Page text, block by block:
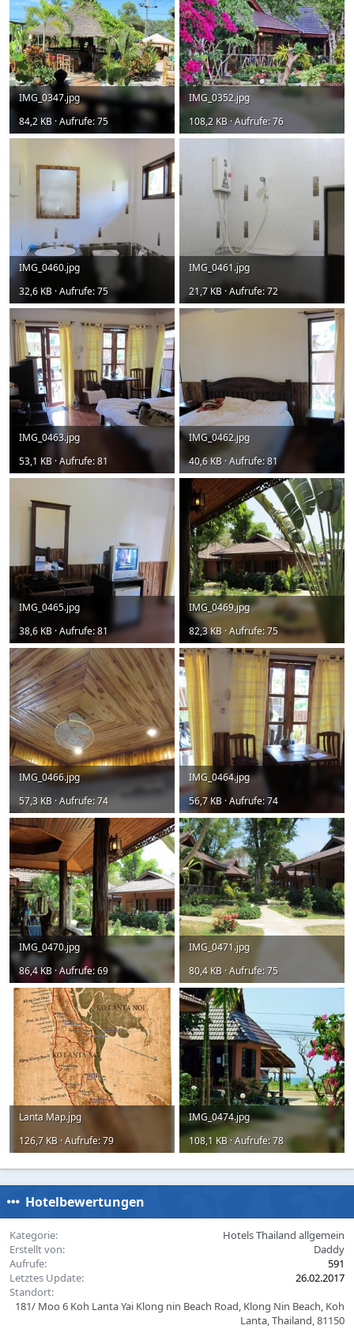
IMG_0347.jpg
84,2 KB · Aufrufe: 75
IMG_0352.jpg
108,2 KB · Aufrufe: 76
IMG_0460.jpg
32,6 KB · Aufrufe: 75
IMG_0461.jpg
21,7 KB · Aufrufe: 72
IMG_0463.jpg
53,1 KB · Aufrufe: 81
IMG_0462.jpg
40,6 KB · Aufrufe: 81
IMG_0465.jpg
38,6 KB · Aufrufe: 81
IMG_0469.jpg
82,3 KB · Aufrufe: 75
IMG_0466.jpg
57,3 KB · Aufrufe: 74
IMG_0464.jpg
56,7 KB · Aufrufe: 74
IMG_0470.jpg
86,4 KB · Aufrufe: 69
IMG_0471.jpg
80,4 KB · Aufrufe: 75
Lanta Map.jpg
126,7 KB · Aufrufe: 79
IMG_0474.jpg
108,1 KB · Aufrufe: 78
Hotelbewertungen
Kategorie
Hotels Thailand allgemein
Erstellt von
Daddy
Aufrufe
591
Letztes Update
26.02.2017
Standort
181/ Moo 6 Koh Lanta Yai Klong nin Beach Road, Klong Nin Beach, Koh
Lanta, Thailand, 81150